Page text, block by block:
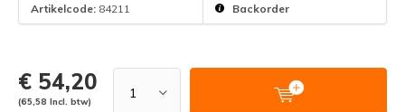
Artikelcode: 84211 Backorder
€ 54,20
(65,58 Incl. btw)